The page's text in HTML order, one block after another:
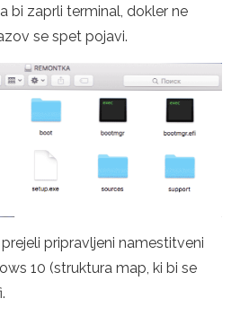
bi zaprli terminal, dokler ne
se spet pojavi.
pripravljeni namestitveni
10 (struktura map, ki bi se